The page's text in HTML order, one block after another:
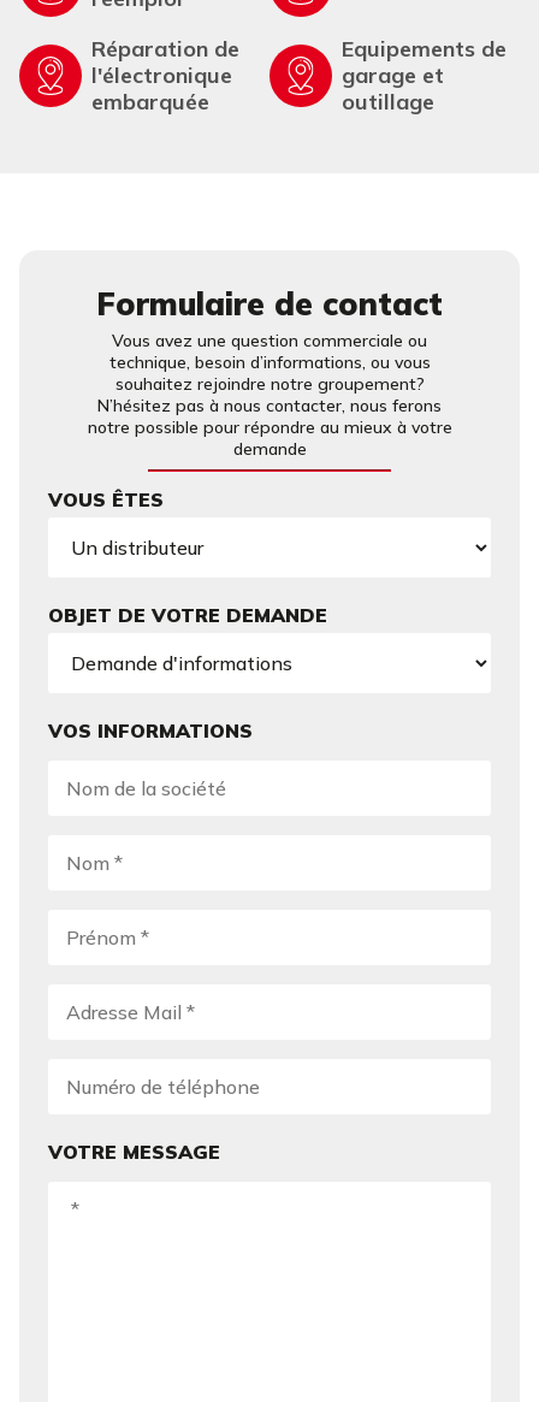
Réparation de
l'électronique
embarquée
Equipements de
garage et
outillage
Formulaire de contact
Vous avez une question commerciale ou
technique, besoin d’informations, ou vous
souhaitez rejoindre notre groupement?
N’hésitez pas à nous contacter, nous ferons
notre possible pour répondre au mieux à votre
demande
VOUS ÊTES
OBJET DE VOTRE DEMANDE
VOS INFORMATIONS
VOTRE MESSAGE